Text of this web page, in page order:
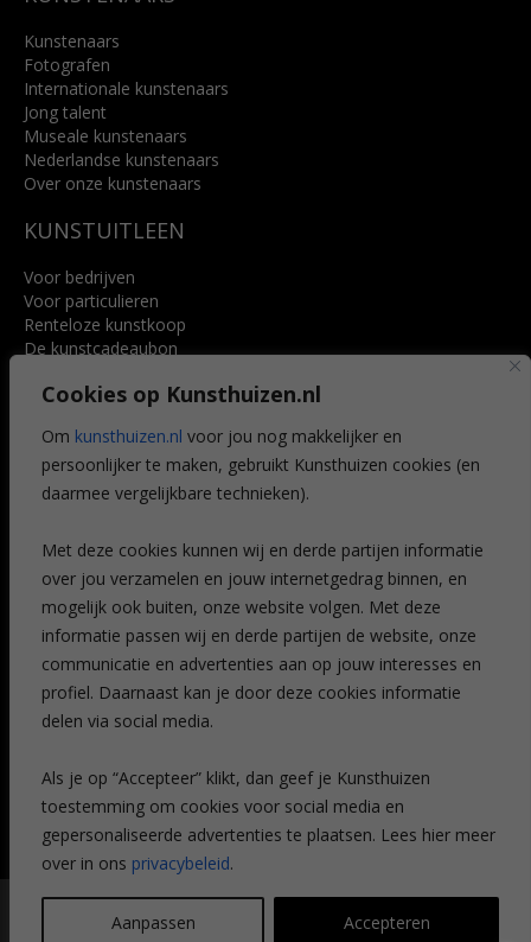
Cookies op Kunsthuizen.nl
Om kunsthuizen.nl voor jou nog makkelijker en
persoonlijker te maken, gebruikt Kunsthuizen cookies (en
daarmee vergelijkbare technieken).
Met deze cookies kunnen wij en derde partijen informatie
over jou verzamelen en jouw internetgedrag binnen, en
mogelijk ook buiten, onze website volgen. Met deze
informatie passen wij en derde partijen de website, onze
communicatie en advertenties aan op jouw interesses en
profiel. Daarnaast kan je door deze cookies informatie
delen via social media.
Als je op “Accepteer” klikt, dan geef je Kunsthuizen
toestemming om cookies voor social media en
gepersonaliseerde advertenties te plaatsen. Lees hier meer
over in ons privacybeleid.
Aanpassen Accepteren
Kunstenaars
Fotografen
Internationale kunstenaars
Jong talent
Museale kunstenaars
Nederlandse kunstenaars
Over onze kunstenaars
KUNSTUITLEEN
Voor bedrijven
Voor particulieren
Renteloze kunstkoop
De kunstcadeaubon
Voordelen
Veelgestelde vragen
CONTACT
Leiden
Amsterdam
Breda
Favorieten
Mijn art alert
NIEUWSBRIEF
© Kunsthuizen 2026 All rights reserved | Disclaimer|